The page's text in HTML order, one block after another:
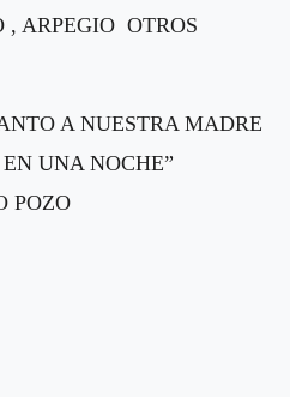
, ARPEGIO OTROS
A NUESTRA MADRE
UNA NOCHE”
POZO